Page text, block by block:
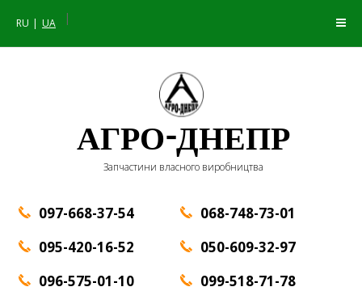
RU UA |
АГРО-ДНЕПР
Запчастини власного виробництва
097-668-37-54
095-420-16-52
096-575-01-10
068-748-73-01
050-609-32-97
099-518-71-78